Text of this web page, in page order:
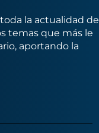
la actualidad de
temas que más le
aportando la